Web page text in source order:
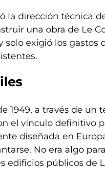
la dirección técnica
una obra de Le
solo exigió los gastos
1949, a través de
el vínculo definitivo
diseñada en
No era algo
edificios públicos de